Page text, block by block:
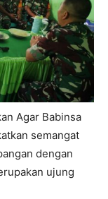
Agar Babinsa
semangat
dengan
ujung